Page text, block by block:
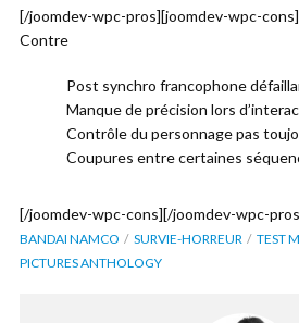
[/joomdev-wpc-pros][joomdev-wpc-cons]
Contre
Post synchro francophone
Manque de précision lors
Contrôle du personnage pas
Coupures entre certaines
[/joomdev-wpc-cons][/joomdev-wpc-
BANDAI NAMCO SURVIE-HORREUR TEST
PICTURES ANTHOLOGY